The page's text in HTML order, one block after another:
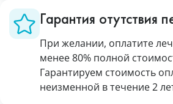
Гарантия отутствия
При желании, оплатите
менее 80% полной
Гарантируем стоимость
неизменной в течение 2